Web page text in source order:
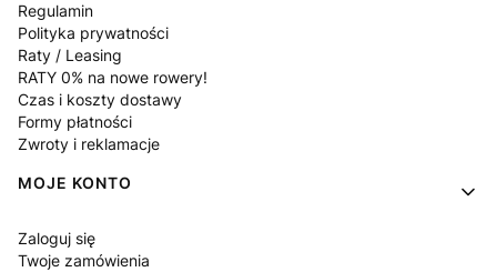
Regulamin
Polityka prywatności
Raty / Leasing
RATY 0% na nowe rowery!
Czas i koszty dostawy
Formy płatności
Zwroty i reklamacje
MOJE KONTO
Zaloguj się
Twoje zamówienia